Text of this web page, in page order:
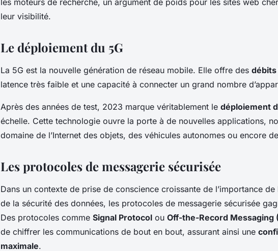
les moteurs de recherche, un argument de poids pour les sites web
leur visibilité.
Le déploiement du 5G
La 5G est la nouvelle génération de réseau mobile. Elle offre des
latence très faible et une capacité à connecter un grand nombre
Après des années de test, 2023 marque véritablement le déploiement
échelle. Cette technologie ouvre la porte à de nouvelles applications,
domaine de l’Internet des objets, des véhicules autonomes ou encore
Les protocoles de messagerie sécurisée
Dans un contexte de prise de conscience croissante de l’importance
de la sécurité des données, les protocoles de messagerie sécurisée
Des protocoles comme Signal Protocol ou Off-the-Record Messaging
de chiffrer les communications de bout en bout, assurant ainsi une
maximale.